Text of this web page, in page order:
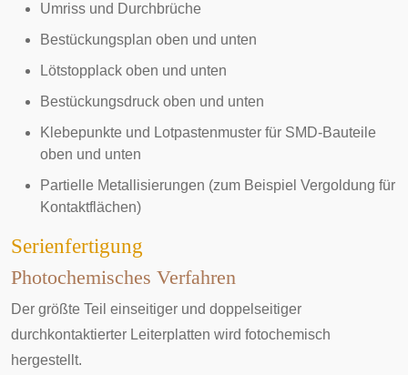
Umriss und Durchbrüche
Bestückungsplan oben und unten
Lötstopplack oben und unten
Bestückungsdruck oben und unten
Klebepunkte und Lotpastenmuster für SMD-Bauteile
oben und unten
Partielle Metallisierungen (zum Beispiel Vergoldung für
Kontaktflächen)
Serienfertigung
Photochemisches Verfahren
Der größte Teil einseitiger und doppelseitiger
durchkontaktierter Leiterplatten wird fotochemisch
hergestellt.